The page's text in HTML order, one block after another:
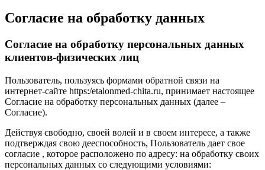
Согласие на обработку данных
Согласие на обработку персональных данных
клиентов-физических лиц
Пользователь, пользуясь формами обратной связи на
интернет-сайте https:/etalonmed-chita.ru, принимает настоящее
Согласие на обработку персональных данных (далее –
Согласие).
Действуя свободно, своей волей и в своем интересе, а также
подтверждая свою дееспособность, Пользователь дает свое
согласие , которое расположено по адресу: на обработку своих
персональных данных со следующими условиями: